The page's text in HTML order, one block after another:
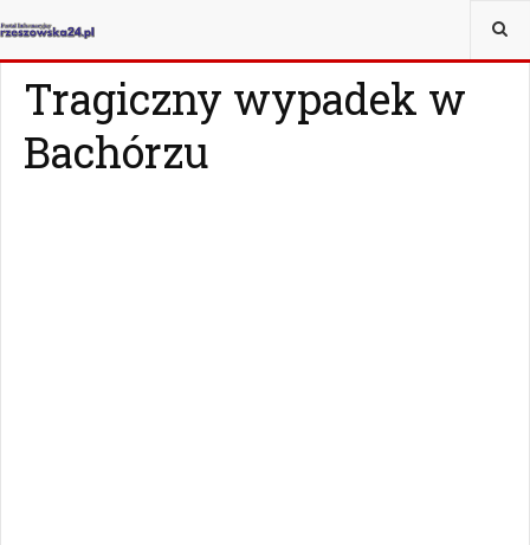
JESTEŚ TUTAJ:
Tragiczny wypadek w
Bachórzu